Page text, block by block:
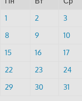
1
2 3
8
9 10
15
16 17
22
23 24
29
30 31